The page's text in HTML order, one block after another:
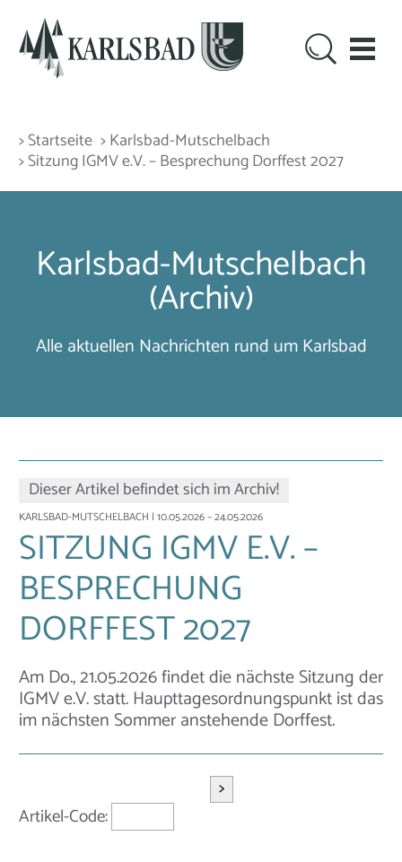
> Startseite > Karlsbad-Mutschelbach
> Sitzung IGMV e.V. – Besprechung Dorffest 2027
Karlsbad-Mutschelbach
(Archiv)
Alle aktuellen Nachrichten rund um Karlsbad
Dieser Artikel befindet sich im Archiv!
KARLSBAD-MUTSCHELBACH | 10.05.2026 – 24.05.2026
SITZUNG IGMV E.V. –
BESPRECHUNG
DORFFEST 2027
Am Do., 21.05.2026 findet die nächste Sitzung der
IGMV e.V. statt. Haupttagesordnungspunkt ist das
im nächsten Sommer anstehende Dorffest.
Artikel-Code:
>